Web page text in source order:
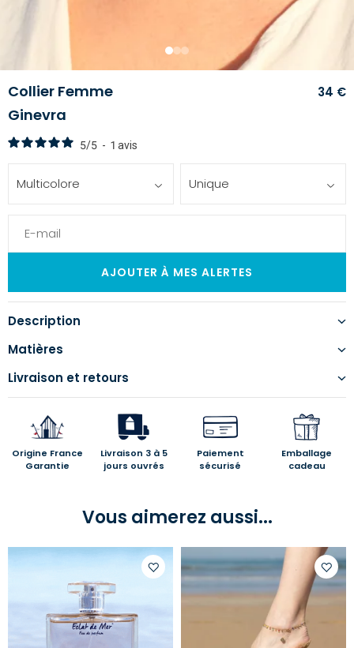
1 23
Collier Femme
Ginevra
34 €
5/5 - 1 avis
Multicolore Unique
Description
Matières
Livraison et retours
Origine France
Garantie
Livraison 3 à 5
jours ouvrés
Paiement
sécurisé
Emballage
cadeau
Vous aimerez aussi...
Ajouter